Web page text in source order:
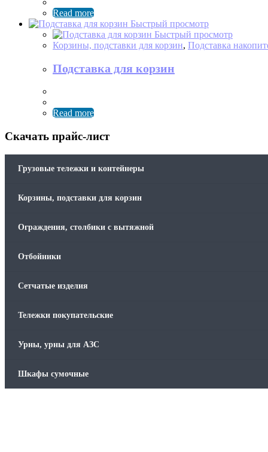
Read more
Быстрый просмотр
Быстрый просмотр
Корзины, подставки для корзин, Подставка
Подставка для корзин
Read more
Скачать прайс-лист
Грузовые тележки и контейнеры
Корзины, подставки для корзин
Ограждения, столбики с вытяжной
Отбойники
Сетчатые изделия
Тележки покупательские
Урны, урны для АЗС
Шкафы сумочные